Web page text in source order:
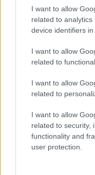
I want to allow
related to
device identifiers in
I want to allow
related to
I want to allow
related to
I want to allow
related to security,
functionality and
user protection.
Matteo Pellegrino · 8 Ago
BELLEZZA